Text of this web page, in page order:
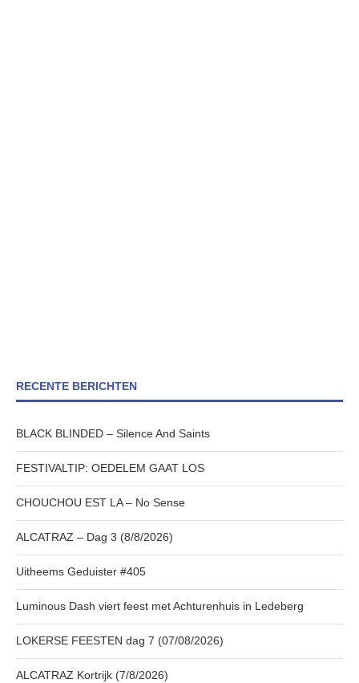
RECENTE BERICHTEN
BLACK BLINDED – Silence And Saints
FESTIVALTIP: OEDELEM GAAT LOS
CHOUCHOU EST LA – No Sense
ALCATRAZ – Dag 3 (8/8/2026)
Uitheems Geduister #405
Luminous Dash viert feest met Achturenhuis in Ledeberg
LOKERSE FEESTEN dag 7 (07/08/2026)
ALCATRAZ Kortrijk (7/8/2026)